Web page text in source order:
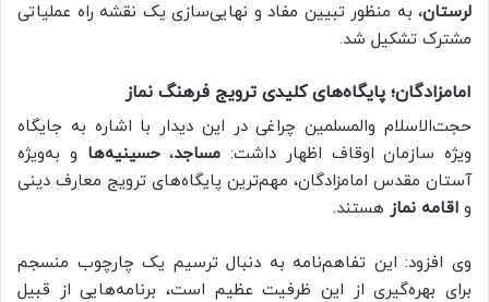
لرستان، به منظور تبیین مفاد و نهایی‌سازی یک نقشه راه عملیاتی
مشترک تشکیل شد.
امامزادگان؛ پایگاه‌های کلیدی ترویج فرهنگ نماز
حجت‌الاسلام والمسلمین چراغی در این دیدار با اشاره به جایگاه
ویژه سازمان اوقاف اظهار داشت: مساجد،حسینیه‌ها و به‌ویژه
آستان مقدس امامزادگان، مهم‌ترین پایگاه‌های ترویج معارف دینی
و اقامه نماز هستند.
وی افزود: این تفاهم‌نامه به دنبال ترسیم یک چارچوب منسجم
برای بهره‌گیری از این ظرفیت عظیم است، برنامه‌هایی از قبیل